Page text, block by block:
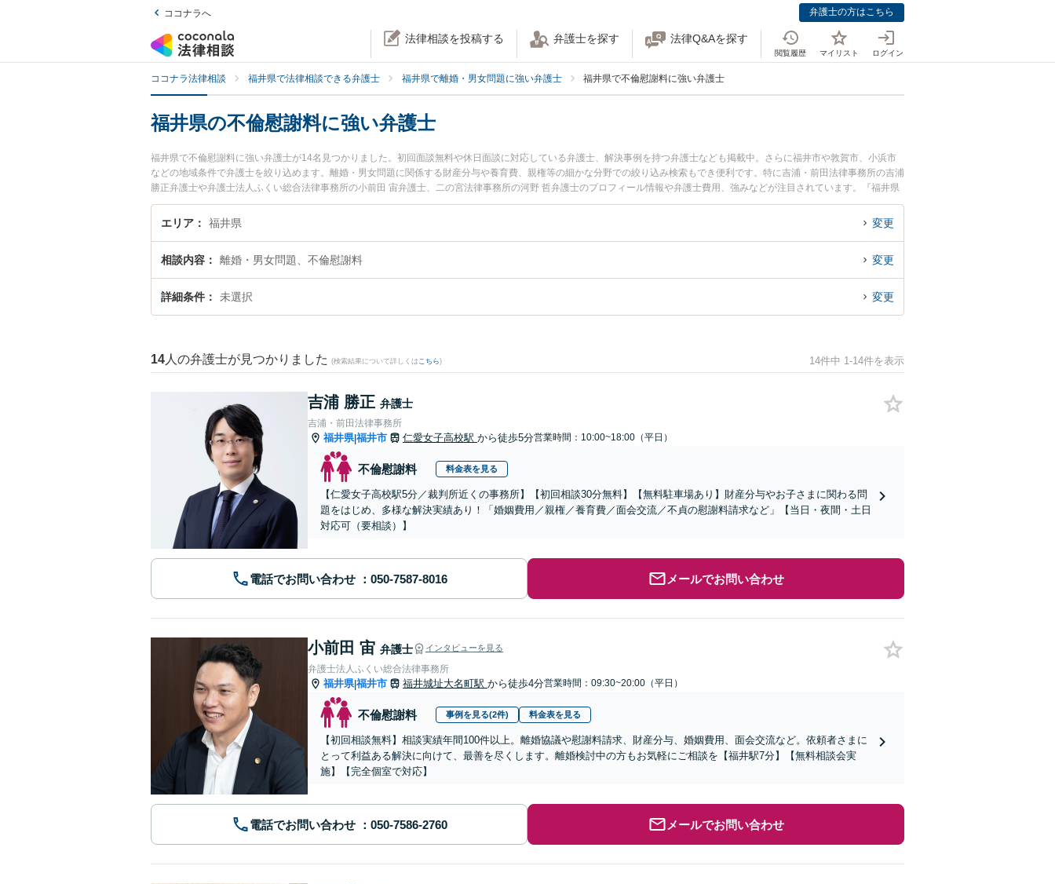
ココナラへ 弁護士の方はこちら
法律相談を投稿する 弁護士を探す 法律Q&Aを探す
閲覧履歴 マイリスト ログイン
ココナラ法律相談 福井県で法律相談できる弁護士 福井県で離婚・男女問題に強い弁護士 福井県で不倫慰謝料に強い弁護士
福井県の不倫慰謝料に強い弁護士
福井県で不倫慰謝料に強い弁護士が14名見つかりました。初回面談無料や休日面談に対応している弁護士、解決事例を持つ弁護士なども掲載中。さらに福井市や敦賀市、小浜市
などの地域条件で弁護士を絞り込めます。離婚・男女問題に関係する財産分与や養育費、親権等の細かな分野での絞り込み検索もでき便利です。特に吉浦・前田法律事務所の吉浦
勝正弁護士や弁護士法人ふくい総合法律事務所の小前田 宙弁護士、二の宮法律事務所の河野 哲弁護士のプロフィール情報や弁護士費用、強みなどが注目されています。『福井県
で土日や夜間に発生した不倫慰謝料のトラブルを今すぐに弁護士に相談したい』『不倫慰謝料のトラブル解決の実績豊富な近くの弁護士を検索したい』『初回相談無料で不倫慰謝
料を法律相談できる福井県内の弁護士に相談予約したい』などでお困りの相談者さんにおすすめです。
エリア 福井県 変更
相談内容 離婚・男女問題、不倫慰謝料 変更
詳細条件 未選択 変更
14 人の弁護士が見つかりました (検索結果について詳しくは こちら) 14件中 1-14件を表示
吉浦 勝正 弁護士
吉浦・前田法律事務所
福井県|福井市 仁愛女子高校駅 から徒歩5分営業時間：10:00~18:00（平日）
不倫慰謝料 料金表を見る
【仁愛女子高校駅5分／裁判所近くの事務所】【初回相談30分無料】【無料駐車場あり】財産分与やお子さまに関わる問
題をはじめ、多様な解決実績あり！「婚姻費用／親権／養育費／面会交流／不貞の慰謝料請求など」【当日・夜間・土日
対応可（要相談）】
電話でお問い合わせ メールでお問い合わせ
小前田 宙 弁護士 インタビューを見る
弁護士法人ふくい総合法律事務所
福井県|福井市 福井城址大名町駅 から徒歩4分営業時間：09:30~20:00（平日）
不倫慰謝料 事例を見る(2件) 料金表を見る
【初回相談無料】相談実績年間100件以上。離婚協議や慰謝料請求、財産分与、婚姻費用、面会交流など。依頼者さまに
とって利益ある解決に向けて、最善を尽くします。離婚検討中の方もお気軽にご相談を【福井駅7分】【無料相談会実
施】【完全個室で対応】
電話でお問い合わせ メールでお問い合わせ